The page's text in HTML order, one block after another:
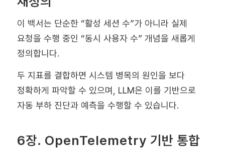
이 백서는 단순한 “활성 세션 수”가 아니라 실제
요청을 수행 중인 “동시 사용자 수” 개념을 새롭게
정의합니다.
두 지표를 결합하면 시스템 병목의 원인을 보다
정확하게 파악할 수 있으며, LLM은 이를 기반으로
자동 부하 진단과 예측을 수행할 수 있습니다.
6장. OpenTelemetry 기반 통합